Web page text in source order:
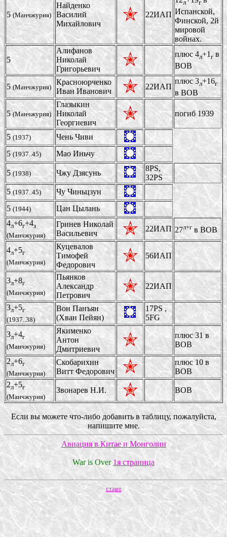
5(Манчжурия)
Найденко
Василий
Михайлович
22ИАП
л г
Испанской,
Финской, 2й
мировой
войнах.
5
Алифанов
Николай
Григорьевич
плюс 4л+1гв
ВОВ
5(Манчжурия)
Красноюрченко
Иван Иванович
22ИАП
плюс 3л+16г
в ВОВ
5(Манчжурия)
Глазыкин
Hиколай
Геоpгиевич
погиб 1939
5 (1937)
Чень Чиви
5(1937..45) Mao Иньчу
5(1938) Чжу Дзясунь
8PS,
32PS
5(1937..45)
Чу Чиньцзун
5(1944)
Цан Цылань
4л+6г+4з
(Манчжурия)
Гринев Николай
Васильевич
22ИАП 27л+гв ВОВ
4л+5г
(Манчжурия)
Куцевалов
Тимофей
Федорович
56ИАП
3л+8г
(Манчжурия)
Пьянков
Александр
Петрович
22ИАП
3л+5г
(1937..38)
Вон Панъян
(Хван Пейян)
17PS ,
5FG
3л+4г
(Манчжурия)
Якименко
Антон
Дмитриевич
плюс 31 в
ВОВ
2л+6г
(Манчжурия)
Скобарихин
Витт Федорович
плюс 10 в
ВОВ
2л+5г
(Манчжурия)
Звонарев Н.И. ВОВ
Если вы можете что-либо добавить в таблицу, пожалуйста,
напишите мне.
Авиация в Китае и Монголии
War is Over1я страница
старт